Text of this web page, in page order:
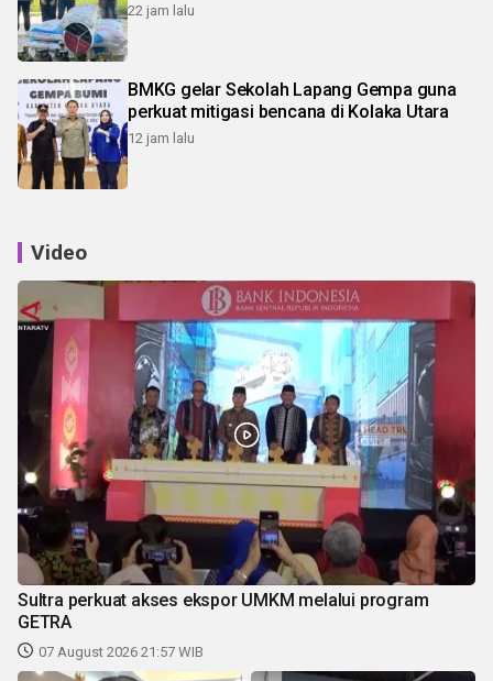
22 jam lalu
BMKG gelar Sekolah Lapang Gempa guna
perkuat mitigasi bencana di Kolaka Utara
12 jam lalu
Video
Sultra perkuat akses ekspor UMKM melalui program
GETRA
07 August 2026 21:57 WIB